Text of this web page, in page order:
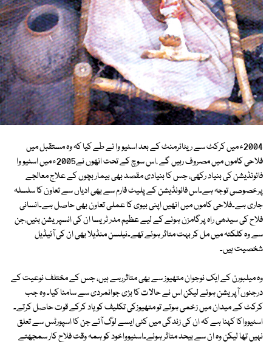
2004ء میں کرکٹ سے ریٹائرمنٹ کے بعد اسٹیو وا نے طے کیا کہ وہ مستقبل میں
فلاحی کاموں میں مصروف رہیں گے ،اس سوچ کے تحت انھوں نے2005ء میں اسٹیو وا
فائونڈیشن کی بنیاد رکھی، جس کا بنیادی مقصد بھی بیمار بچوں کے علاج معالجے
پرخصوصی توجہ ہے۔اس فائونڈیشن کے پلیٹ فارم سے بھی ادیاں سے تعاون کا سلسلہ
جاری ہے۔فلاحی کاموں میں انھیں اپنی بیوی کا عملی تعاون بھی حاصل ہے۔انسانی
فلاح کی سیدھی راہ پرگامزن ہونے کے لیے عظیم مدر ٹریسا ان کی انسپریشن بنیں،جن
سے وہ کلکتہ میں مل کر بہت متاثر ہوئے تھے۔نیلسن منڈیلا بھی ان کی آئیڈیل
شخصیت ہیں۔
وہ میلبورن کے ایک نوجوان متھیوز سے بھی متاثررہے ہیں، جس کے مختلف نوعیت کے
درجنوں آپریشن ہوئے لیکن اس نے حالات کا بڑی جوانمردی سے سامنا کیا۔ وہ جب
کرکٹ کے میدان میں زخمی ہوتے تو متھیوزکی تکلیف کو یاد کرکے قوت حاصل کرتے۔
اسٹیوواکا کہنا ہے کہ ان کی زندگی میں کئی ایسے لوگ آئے جن کا اسپورٹس سے تعلق
نہیں تھا لیکن وہ ان سے بیحد متاثر ہوئے۔اسٹیوواخود کو ہمہ وقت فلاح کار سمجھتے